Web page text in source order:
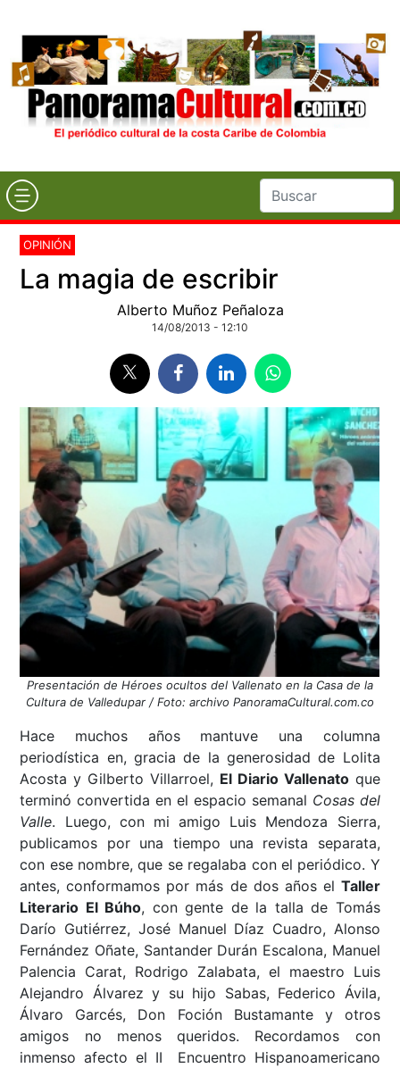
OPINIÓN
La magia de escribir
Alberto Muñoz Peñaloza
14/08/2013 - 12:10
Presentación de Héroes ocultos del Vallenato en la Casa de la
Cultura de Valledupar / Foto: archivo PanoramaCultural.com.co
Hace muchos años mantuve una columna
periodística en, gracia de la generosidad de Lolita
Acosta y Gilberto Villarroel, El Diario Vallenatoque
terminó convertida en el espacio semanal Cosas del
Valle. Luego, con mi amigo Luis Mendoza Sierra,
publicamos por una tiempo una revista separata,
con ese nombre, que se regalaba con el periódico. Y
antes, conformamos por más de dos años el Taller
Literario El Búho, con gente de la talla de Tomás
Darío Gutiérrez, José Manuel Díaz Cuadro, Alonso
Fernández Oñate, Santander Durán Escalona, Manuel
Palencia Carat, Rodrigo Zalabata, el maestro Luis
Alejandro Álvarez y su hijo Sabas, Federico Ávila,
Álvaro Garcés, Don Foción Bustamante y otros
amigos no menos queridos. Recordamos con
inmenso afecto el II Encuentro Hispanoamericano